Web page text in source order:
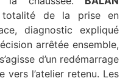
de la prise en
diagnostic expliqué
arrêtée ensemble,
d’un redémarrage
vers l’atelier retenu. Les